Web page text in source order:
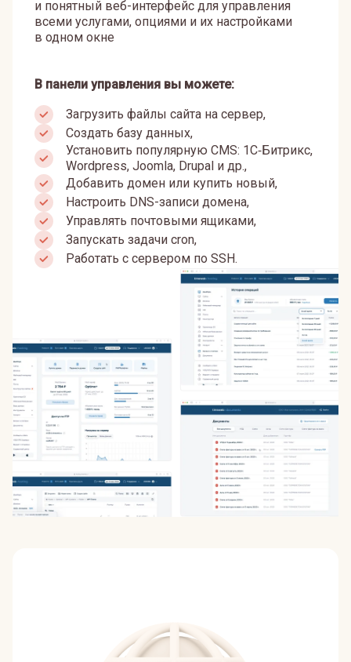
и понятный веб-интерфейс для управления
всеми услугами, опциями и их настройками
в одном окне
В панели управления вы можете:
Загрузить файлы сайта на сервер,
Создать базу данных,
Установить популярную CMS: 1С‑Битрикс,
Wordpress, Joomla, Drupal и др.,
Добавить домен или купить новый,
Настроить DNS-записи домена,
Управлять почтовыми ящиками,
Запускать задачи cron,
Работать с сервером по SSH.